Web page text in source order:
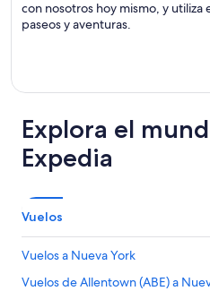
con nosotros hoy mismo, y
paseos y aventuras.
Explora el
Expedia
Vuelos
Vuelos a Nueva York
Vuelos de Allentown (ABE) a